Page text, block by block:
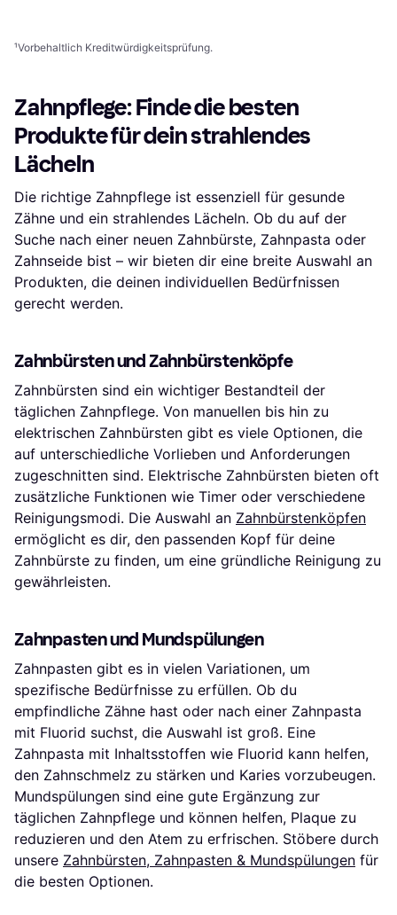
¹Vorbehaltlich Kreditwürdigkeitsprüfung.
Zahnpflege: Finde die besten
Produkte für dein strahlendes
Lächeln
Die richtige Zahnpflege ist essenziell für gesunde
Zähne und ein strahlendes Lächeln. Ob du auf der
Suche nach einer neuen Zahnbürste, Zahnpasta oder
Zahnseide bist – wir bieten dir eine breite Auswahl an
Produkten, die deinen individuellen Bedürfnissen
gerecht werden.
Zahnbürsten und Zahnbürstenköpfe
Zahnbürsten sind ein wichtiger Bestandteil der
täglichen Zahnpflege. Von manuellen bis hin zu
elektrischen Zahnbürsten gibt es viele Optionen, die
auf unterschiedliche Vorlieben und Anforderungen
zugeschnitten sind. Elektrische Zahnbürsten bieten oft
zusätzliche Funktionen wie Timer oder verschiedene
Reinigungsmodi. Die Auswahl an Zahnbürstenköpfen
ermöglicht es dir, den passenden Kopf für deine
Zahnbürste zu finden, um eine gründliche Reinigung zu
gewährleisten.
Zahnpasten und Mundspülungen
Zahnpasten gibt es in vielen Variationen, um
spezifische Bedürfnisse zu erfüllen. Ob du
empfindliche Zähne hast oder nach einer Zahnpasta
mit Fluorid suchst, die Auswahl ist groß. Eine
Zahnpasta mit Inhaltsstoffen wie Fluorid kann helfen,
den Zahnschmelz zu stärken und Karies vorzubeugen.
Mundspülungen sind eine gute Ergänzung zur
täglichen Zahnpflege und können helfen, Plaque zu
reduzieren und den Atem zu erfrischen. Stöbere durch
unsere Zahnbürsten, Zahnpasten & Mundspülungen für
die besten Optionen.